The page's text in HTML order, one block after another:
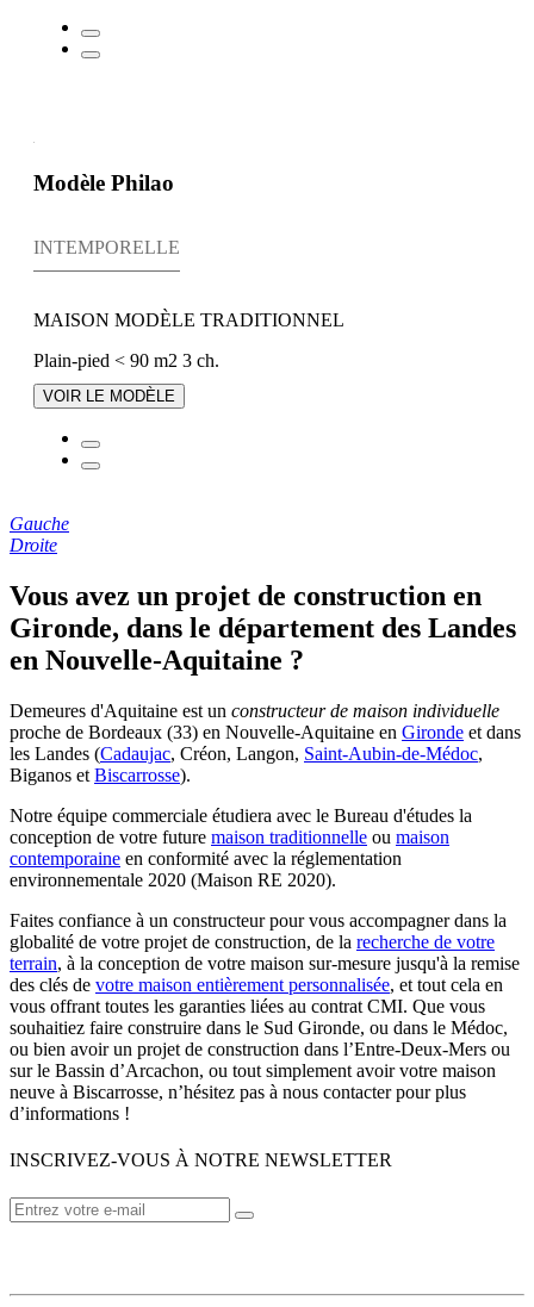
Modèle Philao
INTEMPORELLE
MAISON MODÈLE TRADITIONNEL
Plain-pied < 90 m2 3 ch.
VOIR LE MODÈLE
Gauche
Droite
Vous avez un projet de construction en
Gironde, dans le département des Landes
en Nouvelle-Aquitaine ?
Demeures d'Aquitaine est un constructeur de maison individuelle
proche de Bordeaux (33) en Nouvelle-Aquitaine en Gironde et dans
les Landes (Cadaujac, Créon, Langon, Saint-Aubin-de-Médoc,
Biganos et Biscarrosse).
Notre équipe commerciale étudiera avec le Bureau d'études la
conception de votre future maison traditionnelle ou maison
contemporaine en conformité avec la réglementation
environnementale 2020 (Maison RE 2020).
Faites confiance à un constructeur pour vous accompagner dans la
globalité de votre projet de construction, de la recherche de votre
terrain, à la conception de votre maison sur-mesure jusqu'à la remise
des clés de votre maison entièrement personnalisée, et tout cela en
vous offrant toutes les garanties liées au contrat CMI. Que vous
souhaitiez faire construire dans le Sud Gironde, ou dans le Médoc,
ou bien avoir un projet de construction dans l’Entre-Deux-Mers ou
sur le Bassin d’Arcachon, ou tout simplement avoir votre maison
neuve à Biscarrosse, n’hésitez pas à nous contacter pour plus
d’informations !
INSCRIVEZ-VOUS À NOTRE NEWSLETTER